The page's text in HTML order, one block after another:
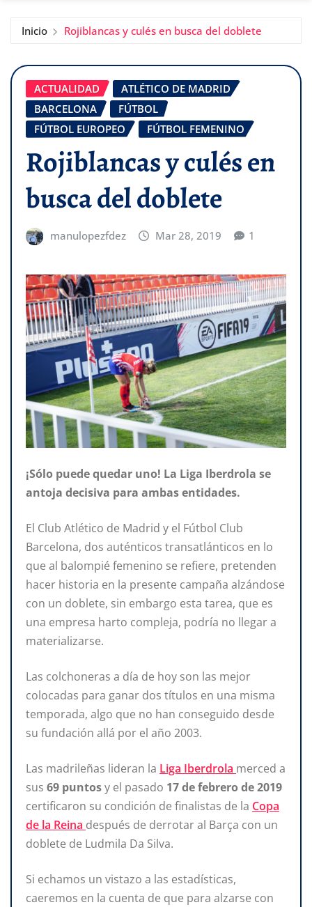
Inicio Rojiblancas y culés en busca del doblete
ACTUALIDAD
ATLÉTICO DE MADRID
BARCELONA
FÚTBOL
FÚTBOL EUROPEO
FÚTBOL FEMENINO
Rojiblancas y culés en
busca del doblete
manulopezfdez Mar 28, 2019 1
¡Sólo puede quedar uno! La Liga Iberdrola se
antoja decisiva para ambas entidades.
El Club Atlético de Madrid y el Fútbol Club
Barcelona, dos auténticos transatlánticos en lo
que al balompié femenino se refiere, pretenden
hacer historia en la presente campaña alzándose
con un doblete, sin embargo esta tarea, que es
una empresa harto compleja, podría no llegar a
materializarse.
Las colchoneras a día de hoy son las mejor
colocadas para ganar dos títulos en una misma
temporada, algo que no han conseguido desde
su fundación allá por el año 2003.
Las madrileñas lideran la Liga Iberdrola merced a
sus 69 puntosy el pasado 17 de febrero de 2019
certificaron su condición de finalistas de la Copa
de la Reina después de derrotar al Barça con un
doblete de Ludmila Da Silva.
Si echamos un vistazo a las estadísticas,
caeremos en la cuenta de que para alzarse con